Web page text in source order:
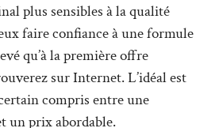
plus sensibles à la qualité
faire confiance à une formule
qu’à la première offre
sur Internet. L’idéal est
compris entre une
un prix abordable.